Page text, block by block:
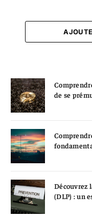
de se
Découvrez
(DLP) : un